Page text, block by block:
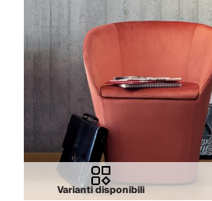
Varianti disponibili